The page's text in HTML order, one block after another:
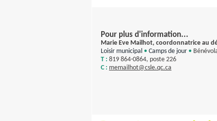
Pour plus d'information...
Marie Eve Mailhot, coordonnatrice au
Loisir municipal • Camps de jour •
T : 819 864-0864, poste 226
C : memailhot@csle.qc.ca